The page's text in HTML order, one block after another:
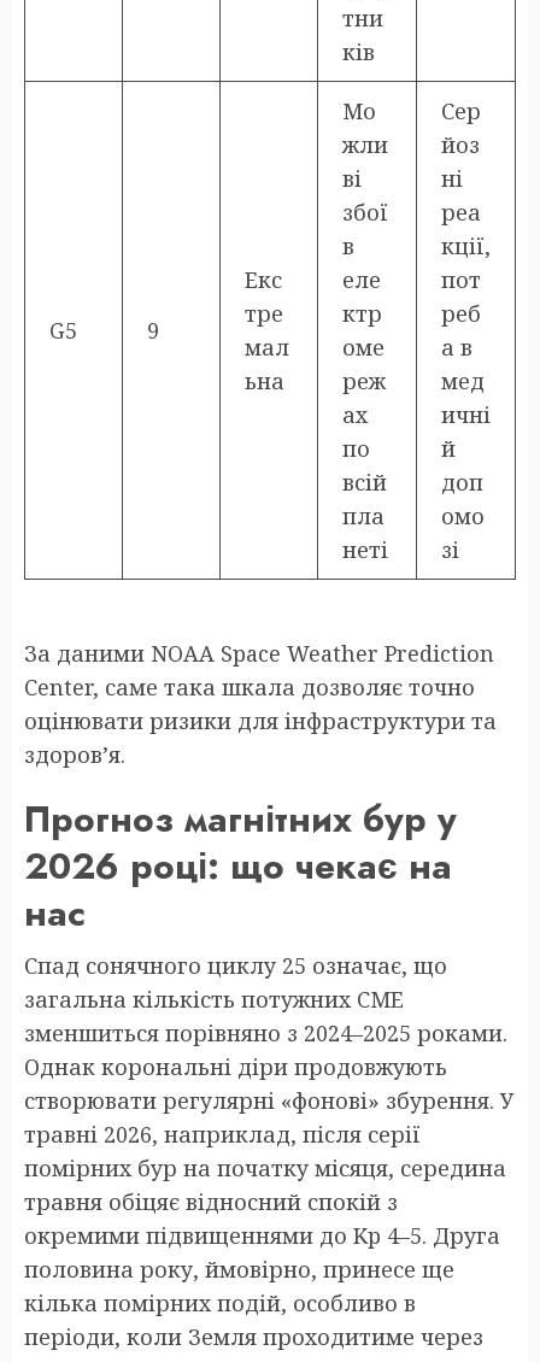
тни
ків
G5 9
Екс
тре
мал
ьна
Мо
жли
ві
збої
в
еле
ктр
оме
реж
ах
по
всій
пла
неті
Сер
йоз
ні
реа
кції,
пот
реб
а в
мед
ичні
й
доп
омо
зі
За даними NOAA Space Weather Prediction
Center, саме така шкала дозволяє точно
оцінювати ризики для інфраструктури та
здоров’я.
Прогноз магнітних бур у
2026 році: що чекає на
нас
Спад сонячного циклу 25 означає, що
загальна кількість потужних CME
зменшиться порівняно з 2024–2025 роками.
Однак корональні діри продовжують
створювати регулярні «фонові» збурення. У
травні 2026, наприклад, після серії
помірних бур на початку місяця, середина
травня обіцяє відносний спокій з
окремими підвищеннями до Kp 4–5. Друга
половина року, ймовірно, принесе ще
кілька помірних подій, особливо в
періоди, коли Земля проходитиме через